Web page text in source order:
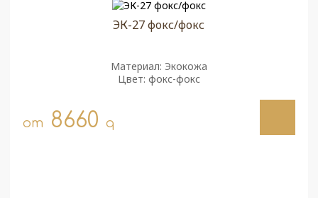
ЭК-27 фокс/фокс
Материал: Экокожа
Цвет: фокс-фокс
от 8660 q